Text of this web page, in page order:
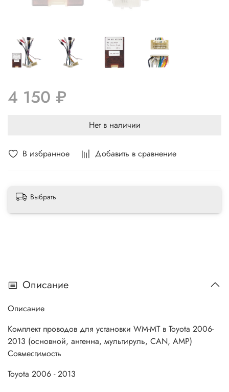
В избранное Добавить в сравнение
4 150 ₽
Нет в наличии
Выбрать
Описание
Описание
Комплект проводов для установки WM-MT в Toyota 2006-
2013 (основной, антенна, мультируль, CAN, AMP)
Совместимость
Toyota 2006 - 2013